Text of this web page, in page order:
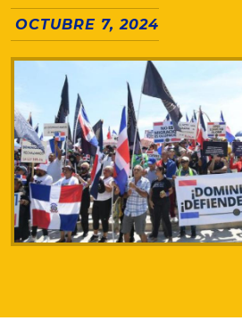
OCTUBRE 7, 2024